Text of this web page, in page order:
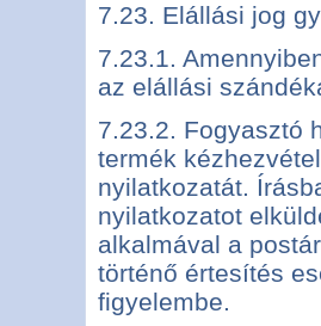
7.23. Elállási jog
7.23.1.
az elállási
7.23.2. Fogyasztó
termék
nyilatkozatát.
nyilatkozatot
alkalmával a
történő értesítés
figyelembe.